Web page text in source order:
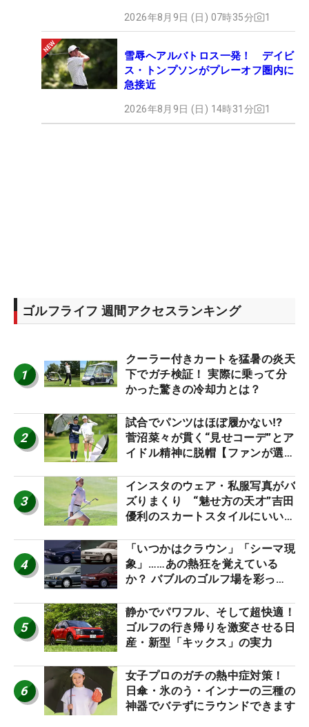
2026年8月9日 (日) 07時35分 1
雪辱へアルバトロス一発！ デイビ
ス・トンプソンがプレーオフ圏内に
急接近
2026年8月9日 (日) 14時31分 1
ゴルフライフ 週間アクセスランキング
1
クーラー付きカートを猛暑の炎天
下でガチ検証！ 実際に乗って分
かった驚きの冷却力とは？
2
試合でパンツはほぼ履かない⁉
菅沼菜々が貫く“見せコーデ”とア
イドル精神に脱帽【ファンが選ぶ
3
インスタのウェア・私服写真がバ
ズりまくり “魅せ方の天才”吉田
優利のスカートスタイルにいい
4
「いつかはクラウン」「シーマ現
象」……あの熱狂を覚えている
か？ バブルのゴルフ場を彩った
5
静かでパワフル、そして超快適！
ゴルフの行き帰りを激変させる日
産・新型「キックス」の実力
6
女子プロのガチの熱中症対策！
日傘・氷のう・インナーの三種の
神器でバテずにラウンドできます